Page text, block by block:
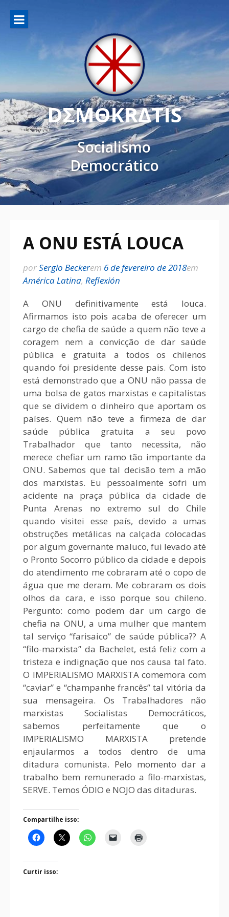
DΣMΘKRΔTIS
Socialismo
Democrático
A ONU ESTÁ LOUCA
porSergio Beckerem 6 de fevereiro de 2018em
América Latina, Reflexión
A ONU definitivamente está louca.
Afirmamos isto pois acaba de oferecer um
cargo de chefia de saúde a quem não teve a
coragem nem a convicção de dar saúde
pública e gratuita a todos os chilenos
quando foi presidente desse pais. Com isto
está demonstrado que a ONU não passa de
uma bolsa de gatos marxistas e capitalistas
que se dividem o dinheiro que aportam os
países. Quem não teve a firmeza de dar
saúde pública gratuita a seu povo
Trabalhador que tanto necessita, não
merece chefiar um ramo tão importante da
ONU. Sabemos que tal decisão tem a mão
dos marxistas. Eu pessoalmente sofri um
acidente na praça pública da cidade de
Punta Arenas no extremo sul do Chile
quando visitei esse país, devido a umas
obstruções metálicas na calçada colocadas
por algum governante maluco, fui levado até
o Pronto Socorro público da cidade e depois
do atendimento me cobraram até o copo de
água que me deram. Me cobraram os dois
olhos da cara, e isso porque sou chileno.
Pergunto: como podem dar um cargo de
chefia na ONU, a uma mulher que mantem
tal serviço “farisaico” de saúde pública?? A
“filo-marxista” da Bachelet, está feliz com a
tristeza e indignação que nos causa tal fato.
O IMPERIALISMO MARXISTA comemora com
“caviar” e “champanhe francês” tal vitória da
sua mensageira. Os Trabalhadores não
marxistas Socialistas Democráticos,
sabemos perfeitamente que o
IMPERIALISMO MARXISTA pretende
enjaularmos a todos dentro de uma
ditadura comunista. Pelo momento dar a
trabalho bem remunerado a filo-marxistas,
SERVE. Temos ÓDIO e NOJO das ditaduras.
Compartilhe isso:
Curtir isso: